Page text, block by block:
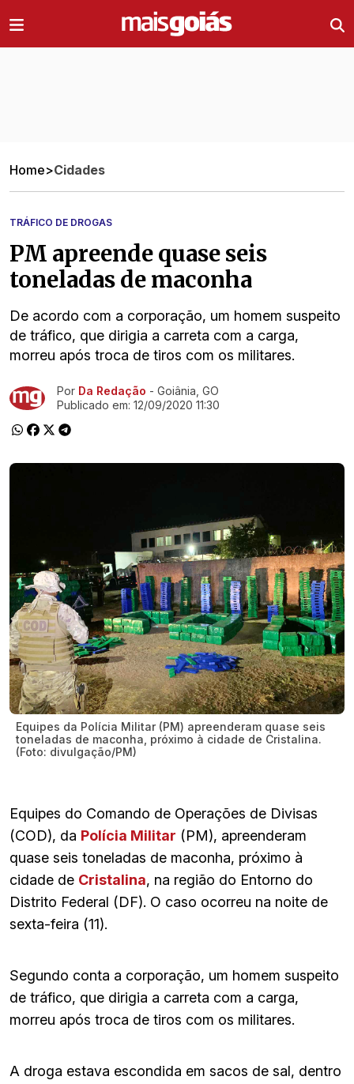
Home>Cidades
TRÁFICO DE DROGAS
PM apreende quase seis
toneladas de maconha
De acordo com a corporação, um homem suspeito
de tráfico, que dirigia a carreta com a carga,
morreu após troca de tiros com os militares.
Ir direto pra matéria
Por Da Redação - Goiânia, GO
Publicado em: 12/09/2020 11:30
Equipes da Polícia Militar (PM) apreenderam quase seis
toneladas de maconha, próximo à cidade de Cristalina.
(Foto: divulgação/PM)
Equipes do Comando de Operações de Divisas
(COD), da Polícia Militar (PM), apreenderam
quase seis toneladas de maconha, próximo à
cidade de Cristalina, na região do Entorno do
Distrito Federal (DF). O caso ocorreu na noite de
sexta-feira (11).
Segundo conta a corporação, um homem suspeito
de tráfico, que dirigia a carreta com a carga,
morreu após troca de tiros com os militares.
A droga estava escondida em sacos de sal, dentro